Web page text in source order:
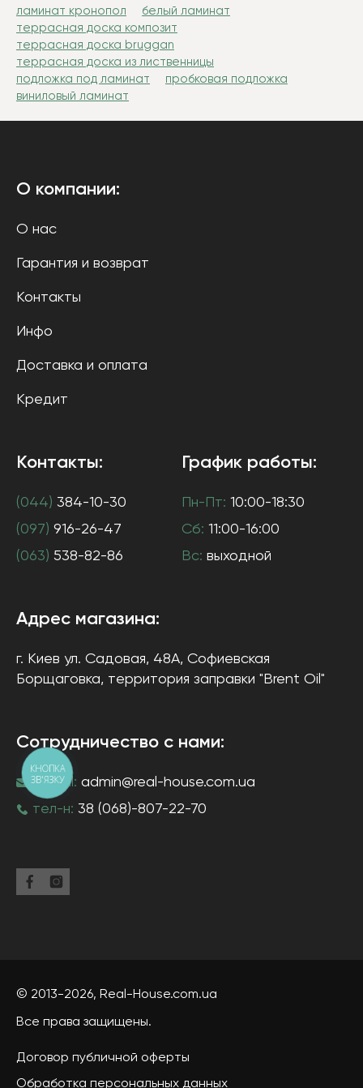
ламинат кронопол
белый ламинат
террасная доска композит
террасная доска bruggan
террасная доска из лиственницы
подложка под ламинат
пробковая подложка
виниловый ламинат
О компании:
О нас
Гарантия и возврат
Контакты
Инфо
Доставка и оплата
Кредит
Контакты:
(044) 384-10-30
(097) 916-26-47
(063) 538-82-86
График работы:
Пн-Пт: 10:00-18:30
Сб: 11:00-16:00
Вс: выходной
Адрес магазина:
г. Киев ул. Садовая, 48А, Софиевская
Борщаговка, территория заправки "Brent Oil"
Сотрудничество с нами:
e-mail: admin@real-house.com.ua
тел-н: 38 (068)-807-22-70
© 2013-2026, Real-House.com.ua
Все права защищены.
Договор публичной оферты
Обработка персональных данных
КНОПКА
ЗВ'ЯЗКУ